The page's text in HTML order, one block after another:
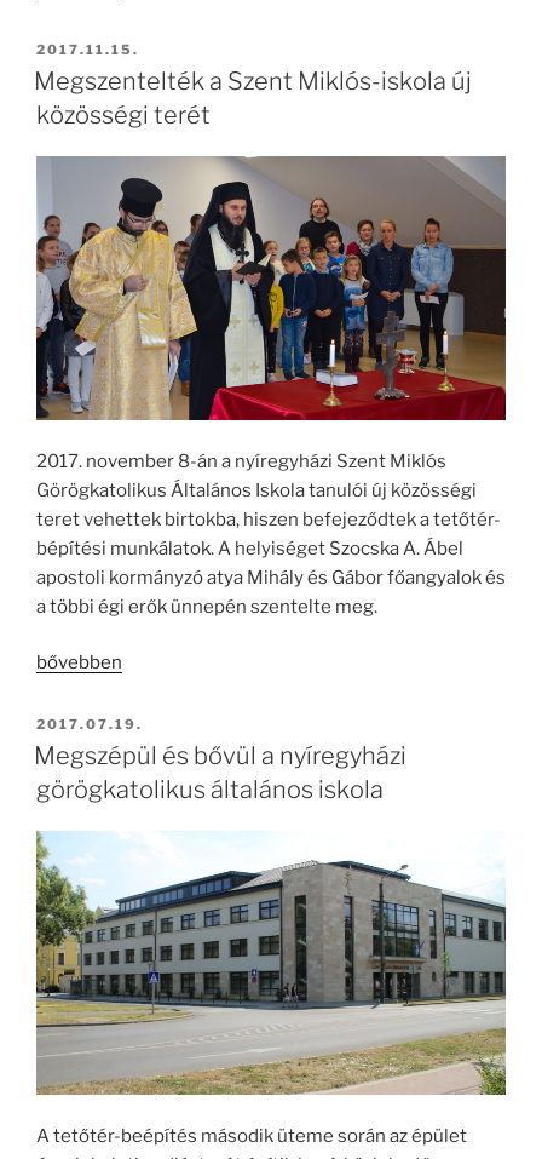
Úr
nem
építi
házat,
fáradoznak
annak
építői”
–
szeminárium-
megáldás
Nyíregyházán”
BEKÜLDVE:
2017.11.15.
Megszentelték a Szent Miklós-iskola új
közösségi terét
2017. november 8-án a nyíregyházi Szent Miklós
Görögkatolikus Általános Iskola tanulói új közösségi
teret vehettek birtokba, hiszen befejeződtek a tetőtér-
bépítési munkálatok. A helyiséget Szocska A. Ábel
apostoli kormányzó atya Mihály és Gábor főangyalok és
a többi égi erők ünnepén szentelte meg.
„Megszentelték
Szent
Miklós-
iskola
új
közösségi
terét”
bővebben
BEKÜLDVE:
2017.07.19.
Megszépül és bővül a nyíregyházi
görögkatolikus általános iskola
A tetőtér-beépítés második üteme során az épület